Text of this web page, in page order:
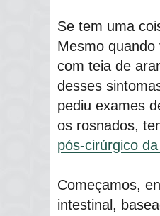
Se tem uma
Mesmo
com teia de
desses
pediu exames
os rosnados,
pós-cirúrgico
Começamos,
intestinal,